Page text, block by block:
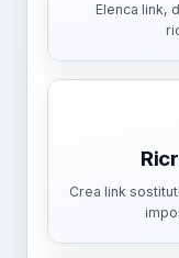
Elenca link,
Crea link